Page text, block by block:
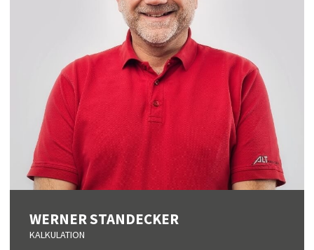
WERNER STANDECKER
KALKULATION